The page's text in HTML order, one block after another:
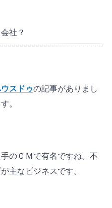
社？
スドゥの記事がありまし
。
のＣＭで有名ですね。不
主なビジネスです。